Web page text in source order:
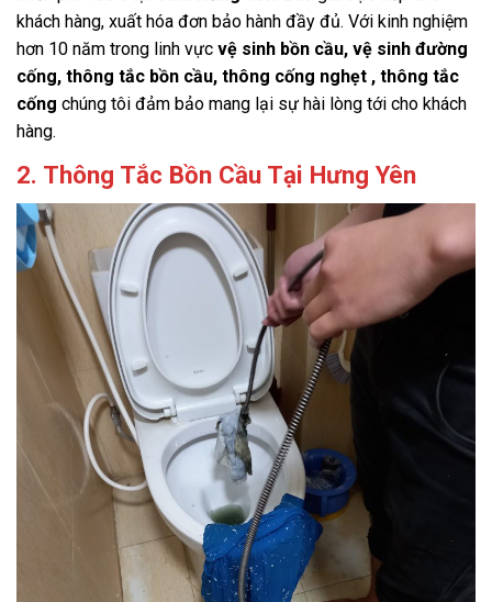
khách hàng, xuất hóa đơn bảo hành đầy đủ. Với kinh nghiệm
hơn 10 năm trong linh vực vệ sinh bồn cầu, vệ sinh đường
cống, thông tắc bồn cầu, thông cống nghẹt , thông tắc
cống chúng tôi đảm bảo mang lại sự hài lòng tới cho khách
hàng.
2. Thông Tắc Bồn Cầu Tại Hưng Yên